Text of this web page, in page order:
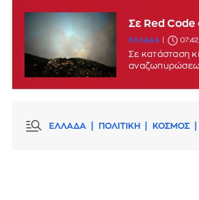
Σε Red Code
ΕΛΛΑΔΑ
Σε κατάσταση
ΕΛΛΑΔΑ ΠΟΛΙΤΙΚΗ ΚΟΣΜΟΣ